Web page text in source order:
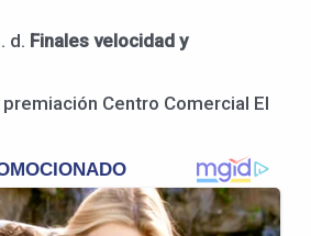
d. Finales velocidad y
Centro Comercial El